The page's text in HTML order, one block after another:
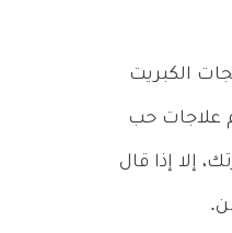
الكبريت
علاجات حب
إلا إذا قال